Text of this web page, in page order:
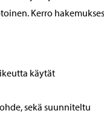
Kerro
käytät
sekä suunniteltu